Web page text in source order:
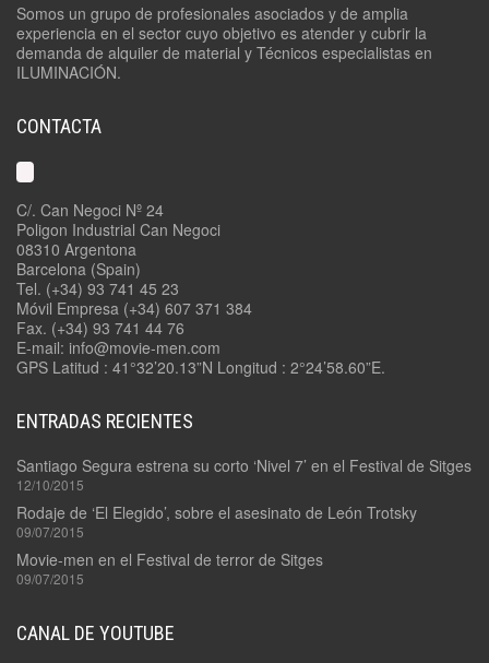
Somos un grupo de profesionales asociados y de amplia
experiencia en el sector cuyo objetivo es atender y cubrir la
demanda de alquiler de material y Técnicos especialistas en
ILUMINACIÓN.
CONTACTA
C/. Can Negoci Nº 24
Poligon Industrial Can Negoci
08310 Argentona
Barcelona (Spain)
Tel. (+34) 93 741 45 23
Móvil Empresa (+34) 607 371 384
Fax. (+34) 93 741 44 76
E-mail: info@movie-men.com
GPS Latitud : 41°32’20.13”N Longitud : 2°24’58.60”E.
ENTRADAS RECIENTES
Santiago Segura estrena su corto ‘Nivel 7’ en el Festival de Sitges
12/10/2015
Rodaje de ‘El Elegido’, sobre el asesinato de León Trotsky
09/07/2015
Movie-men en el Festival de terror de Sitges
09/07/2015
CANAL DE YOUTUBE